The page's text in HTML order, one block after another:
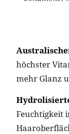
höchster
mehr Glanz
Feuchtigkeit